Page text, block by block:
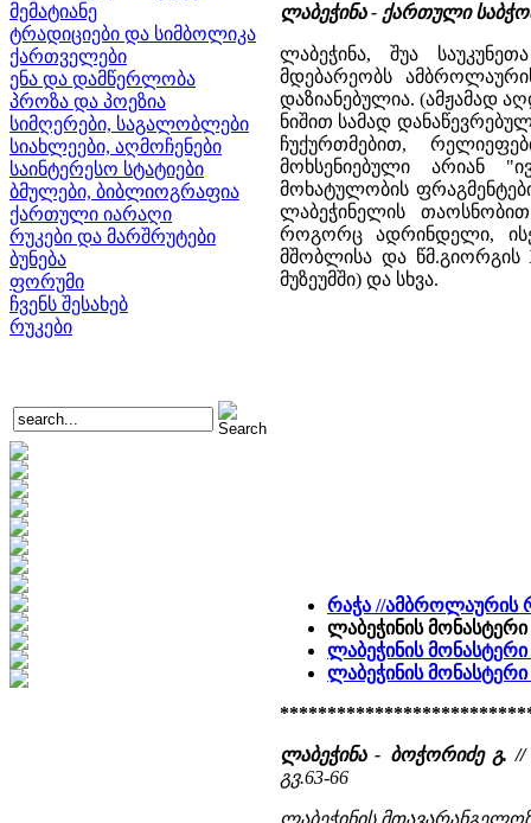
მემატიანე
ტრადიციები და სიმბოლიკა
ქართველები
ენა და დამწერლობა
პროზა და პოეზია
სიმღერები, საგალობლები
სიახლეები, აღმოჩენები
საინტერესო სტატიები
ბმულები, ბიბლიოგრაფია
ქართული იარაღი
რუკები და მარშრუტები
ბუნება
ფორუმი
ჩვენს შესახებ
რუკები
ლაბეჭინა - ქართული
ლაბეჭინა, შუა
მდებარეობს
დაზიანებულია. (ამჟამად
ნიშით სამად
ჩუქურთმებით,
მოხსენიებული არიან
მოხატულობის
ლაბეჭინელის
როგორც ადრინდელი, ისე
მშობლისა და წმ.გიორგის
მუზეუმში) და სხვა.
რაჭა //ამბროლაურის
ლაბეჭინის
ლაბეჭინის მონასტერი
ლაბეჭინის
ლაბეჭინა - ბოჭორიძე გ.
გვ.63-66
ლაბეჭინის